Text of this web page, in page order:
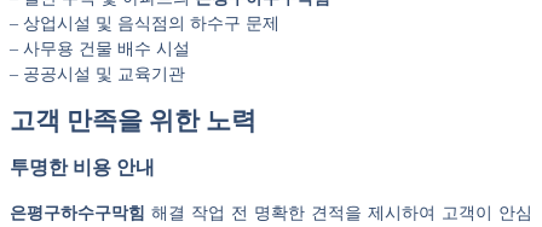
– 상업시설 및 음식점의 하수구 문제
– 사무용 건물 배수 시설
– 공공시설 및 교육기관
고객 만족을 위한 노력
투명한 비용 안내
은평구하수구막힘 해결 작업 전 명확한 견적을 제시하여 고객이 안심